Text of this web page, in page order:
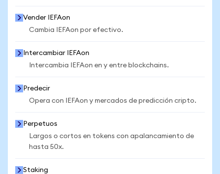
Vender IEFAon
Cambia IEFAon por efectivo.
Intercambiar IEFAon
Intercambia IEFAon en y entre blockchains.
Predecir
Opera con IEFAon y mercados de predicción cripto.
Perpetuos
Largos o cortos en tokens con apalancamiento de
hasta 50x.
Staking